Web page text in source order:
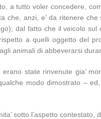
a tutto voler concedere,
anzi, e’ da ritenere
dal fatto che il veicolo
a quelli oggetto del
animali di abbeverarsi
state rinvenute gia’
modo dimostrato –
sotto l’aspetto contestato,